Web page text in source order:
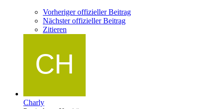
Vorheriger offizieller Beitrag
Nächster offizieller Beitrag
Zitieren
Charly